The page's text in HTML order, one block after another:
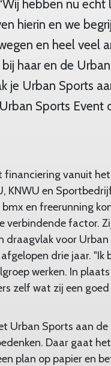
hebben nu
hierin en we
en heel veel
haar en de
je Urban Sports
Sports Event
financiering vanuit
KNWU en
en freerunning
verbindende factor.
voor
drie jaar. "Ik
werken. In
zelf wat zij een
Urban Sports aan
Daar gaat
plan op papier en